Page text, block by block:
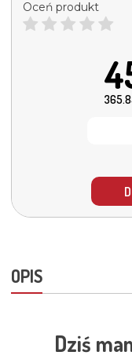
Oceń produkt
OPIS
Dziś